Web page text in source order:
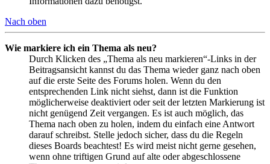
Nach oben
Wie markiere ich ein Thema als neu?
Durch Klicken des „Thema als neu markieren“-Links in der
Beitragsansicht kannst du das Thema wieder ganz nach oben
auf die erste Seite des Forums holen. Wenn du den
entsprechenden Link nicht siehst, dann ist die Funktion
möglicherweise deaktiviert oder seit der letzten Markierung ist
nicht genügend Zeit vergangen. Es ist auch möglich, das
Thema nach oben zu holen, indem du einfach eine Antwort
darauf schreibst. Stelle jedoch sicher, dass du die Regeln
dieses Boards beachtest! Es wird meist nicht gerne gesehen,
wenn ohne triftigen Grund auf alte oder abgeschlossene